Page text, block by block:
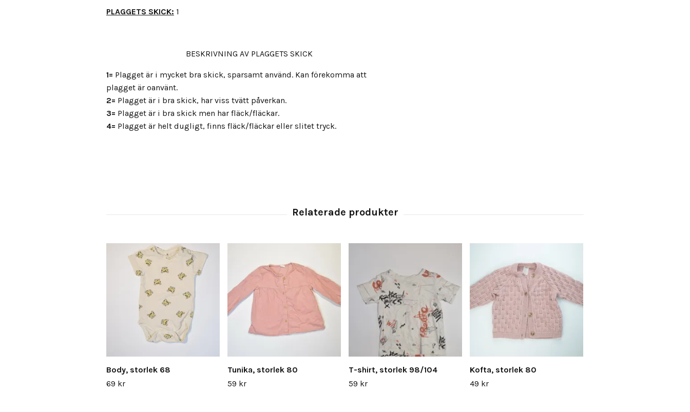
PLAGGETS SKICK: 1
BESKRIVNING AV PLAGGETS SKICK
1= Plagget är i mycket bra skick, sparsamt använd. Kan förekomma att
plagget är oanvänt.
2= Plagget är i bra skick, har viss tvätt påverkan.
3= Plagget är i bra skick men har fläck/fläckar.
4= Plagget är helt dugligt, finns fläck/fläckar eller slitet tryck.
Body, storlek 68
69 kr
Tunika, storlek 80
59 kr
T-shirt, storlek 98/104
59 kr
Kofta, storlek 80
49 kr